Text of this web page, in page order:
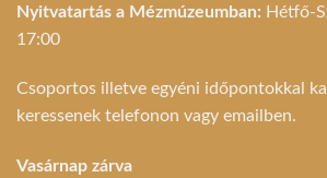
Nyitvatartás a Mézmúzeumban: Hétfő-
17:00
Csoportos illetve egyéni időpontokkal
keressenek telefonon vagy emailben.
Vasárnap zárva